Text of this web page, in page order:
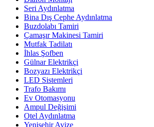
Seri Aydınlatma
Bina Dış Cephe Aydınlatma
Buzdolabı Tamiri
Çamaşır Makinesi Tamiri
Mutfak Tadilatı
İhlas Şofben
Gülnar Elektrikçi
Bozyazı Elektrikçi
LED Sistemleri
Trafo Bakımı
Ev Otomasyonu
Ampul Değişimi
Otel Aydınlatma
Yenişehir Avize